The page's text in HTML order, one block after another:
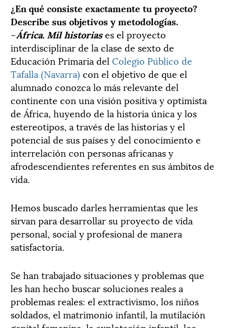
¿En qué consiste exactamente tu proyecto?
Describe sus objetivos y metodologías.
–África. Mil historiases el proyecto
interdisciplinar de la clase de sexto de
Educación Primaria del Colegio Público de
Tafalla (Navarra) con el objetivo de que el
alumnado conozca lo más relevante del
continente con una visión positiva y optimista
de África, huyendo de la historia única y los
estereotipos, a través de las historias y el
potencial de sus países y del conocimiento e
interrelación con personas africanas y
afrodescendientes referentes en sus ámbitos de
vida.
Hemos buscado darles herramientas que les
sirvan para desarrollar su proyecto de vida
personal, social y profesional de manera
satisfactoria.
Se han trabajado situaciones y problemas que
les han hecho buscar soluciones reales a
problemas reales: el extractivismo, los niños
soldados, el matrimonio infantil, la mutilación